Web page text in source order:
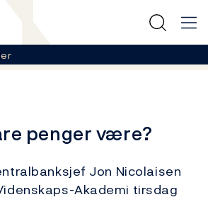
penger være?
Jon Nicolaisen
Akademi tirsdag